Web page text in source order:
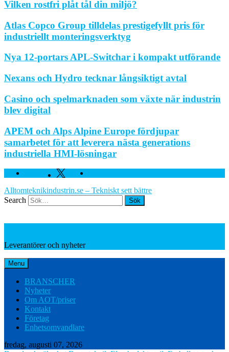
Vilken rostfri plåt tål din miljö?
Atlas Copco Group tilldelas prestigefyllt pris för
industriellt monteringsverktyg
Nya 12-portars APL-Switchar i kompakt utförande
Nexans och Hydro tecknar långsiktigt avtal
Casino och spelmarknaden som växte när industrin
blev digital
APEM och Alps Alpine Europe fördjupar
samarbetet för att leverera nästa generations
industriella HMI-lösningar
Facebook Twitter
Alltomteknikindustrin.se – Tekniskt sett bättre
Search
Leverantörer och nyheter
Menu
BRANSCHER
Nyheter
Om AOT/priser
Kontakt
Företag
Enhetsomvandlare
fredag, augusti 07, 2026